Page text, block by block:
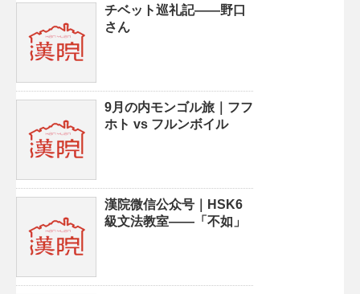
チベット巡礼記——野口
さん
9月の内モンゴル旅｜フフ
ホト vs フルンボイル
漢院微信公众号｜HSK6
級文法教室——「不如」